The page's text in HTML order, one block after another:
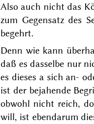
Also auch nicht das
zum Gegensatz des
begehrt.
Denn wie kann
daß es dasselbe nur
es dieses a sich an-
ist der bejahende
obwohl nicht reich,
will, ist ebendarum